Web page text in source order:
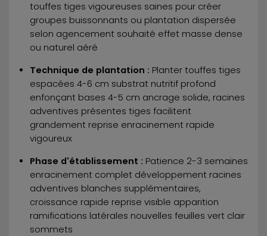
touffes tiges vigoureuses saines pour créer
groupes buissonnants ou plantation dispersée
selon agencement souhaité effet masse dense
ou naturel aéré
Technique de plantation : Planter touffes tiges
espacées 4-6 cm substrat nutritif profond
enfonçant bases 4-5 cm ancrage solide, racines
adventives présentes tiges facilitent
grandement reprise enracinement rapide
vigoureux
Phase d'établissement : Patience 2-3 semaines
enracinement complet développement racines
adventives blanches supplémentaires,
croissance rapide reprise visible apparition
ramifications latérales nouvelles feuilles vert clair
sommets